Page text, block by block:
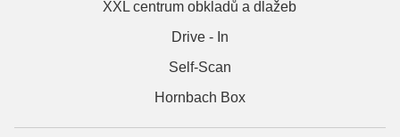
XXL centrum obkladů a dlažeb
Drive - In
Self-Scan
Hornbach Box